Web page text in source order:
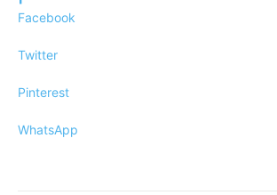
Facebook
Twitter
Pinterest
WhatsApp